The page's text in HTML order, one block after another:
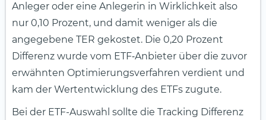
Anleger oder eine Anlegerin in Wirklichkeit also
nur 0,10 Prozent, und damit weniger als die
angegebene TER gekostet. Die 0,20 Prozent
Differenz wurde vom ETF‑Anbieter über die zuvor
erwähnten Optimierungsverfahren verdient und
kam der Wertentwicklung des ETFs zugute.
Bei der ETF-Auswahl sollte die Tracking Differenz